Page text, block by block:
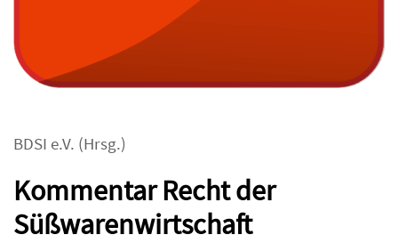
BDSI e.V. (Hrsg.)
Kommentar Recht der
Süßwarenwirtschaft